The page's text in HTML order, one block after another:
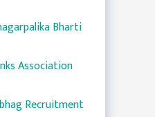
Bharti
Association
Recruitment